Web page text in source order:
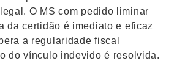
O MS com pedido liminar
da certidão é imediato e eficaz
a regularidade fiscal
do vínculo indevido é resolvida.